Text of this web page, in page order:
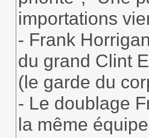
importations
- Frank
du grand Clint
(le garde du
- Le doublage
la même